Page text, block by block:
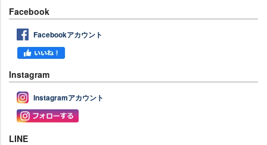
Facebook
Facebookアカウント
Instagram
Instagramアカウント
LINE